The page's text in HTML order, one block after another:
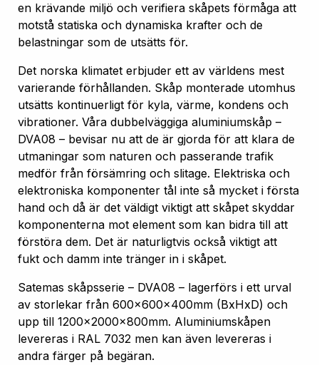
en krävande miljö och verifiera skåpets förmåga att
motstå statiska och dynamiska krafter och de
belastningar som de utsätts för.
Det norska klimatet erbjuder ett av världens mest
varierande förhållanden. Skåp monterade utomhus
utsätts kontinuerligt för kyla, värme, kondens och
vibrationer. Våra dubbelväggiga aluminiumskåp –
DVA08 – bevisar nu att de är gjorda för att klara de
utmaningar som naturen och passerande trafik
medför från försämring och slitage. Elektriska och
elektroniska komponenter tål inte så mycket i första
hand och då är det väldigt viktigt att skåpet skyddar
komponenterna mot element som kan bidra till att
förstöra dem. Det är naturligtvis också viktigt att
fukt och damm inte tränger in i skåpet.
Satemas skåpsserie – DVA08 – lagerförs i ett urval
av storlekar från 600x600x400mm (BxHxD) och
upp till 1200x2000x800mm. Aluminiumskåpen
levereras i RAL 7032 men kan även levereras i
andra färger på begäran.